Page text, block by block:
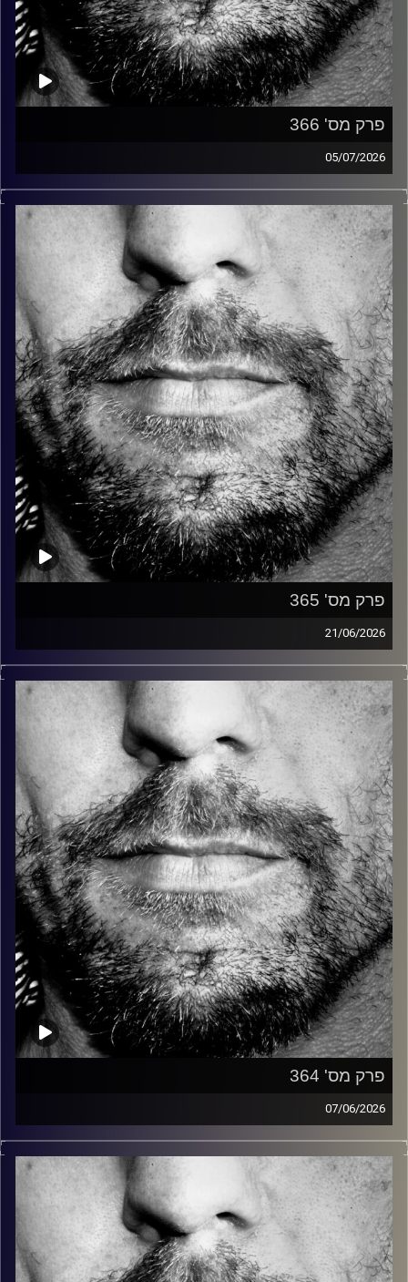
פרק מס' 366
05/07/2026
זיפים, מוזיקה מחוספסת של הופעות חיות. הרבה ג'אם, רוק,
בלוז, bluegrass, ג'אז, Fאנק, פרוגרסיב ואפילו אלקטרוניקה.
כל מה שחי, אמיתי ונושם.
עם שמוליק רגב.
קרדיט תמונות: David Goehring
פרק מס' 365
21/06/2026
זיפים, מוזיקה מחוספסת של הופעות חיות. הרבה ג'אם, רוק,
בלוז, bluegrass, ג'אז, Fאנק, פרוגרסיב ואפילו אלקטרוניקה.
כל מה שחי, אמיתי ונושם.
עם שמוליק רגב.
קרדיט תמונות: David Goehring
פרק מס' 364
07/06/2026
זיפים, מוזיקה מחוספסת של הופעות חיות. הרבה ג'אם, רוק,
בלוז, bluegrass, ג'אז, Fאנק, פרוגרסיב ואפילו אלקטרוניקה.
כל מה שחי, אמיתי ונושם.
עם שמוליק רגב.
קרדיט תמונות: David Goehring